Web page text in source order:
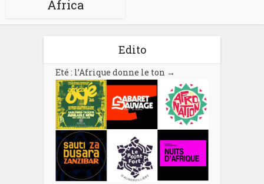
Africa
Edito
Eté : l’Afrique donne le ton →